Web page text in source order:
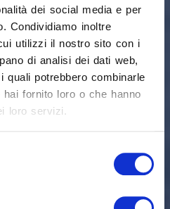
dei social media e per
Condividiamo inoltre
utilizzi il nostro sito con i
di analisi dei dati web,
quali potrebbero combinarle
fornito loro o che hanno
loro servizi.